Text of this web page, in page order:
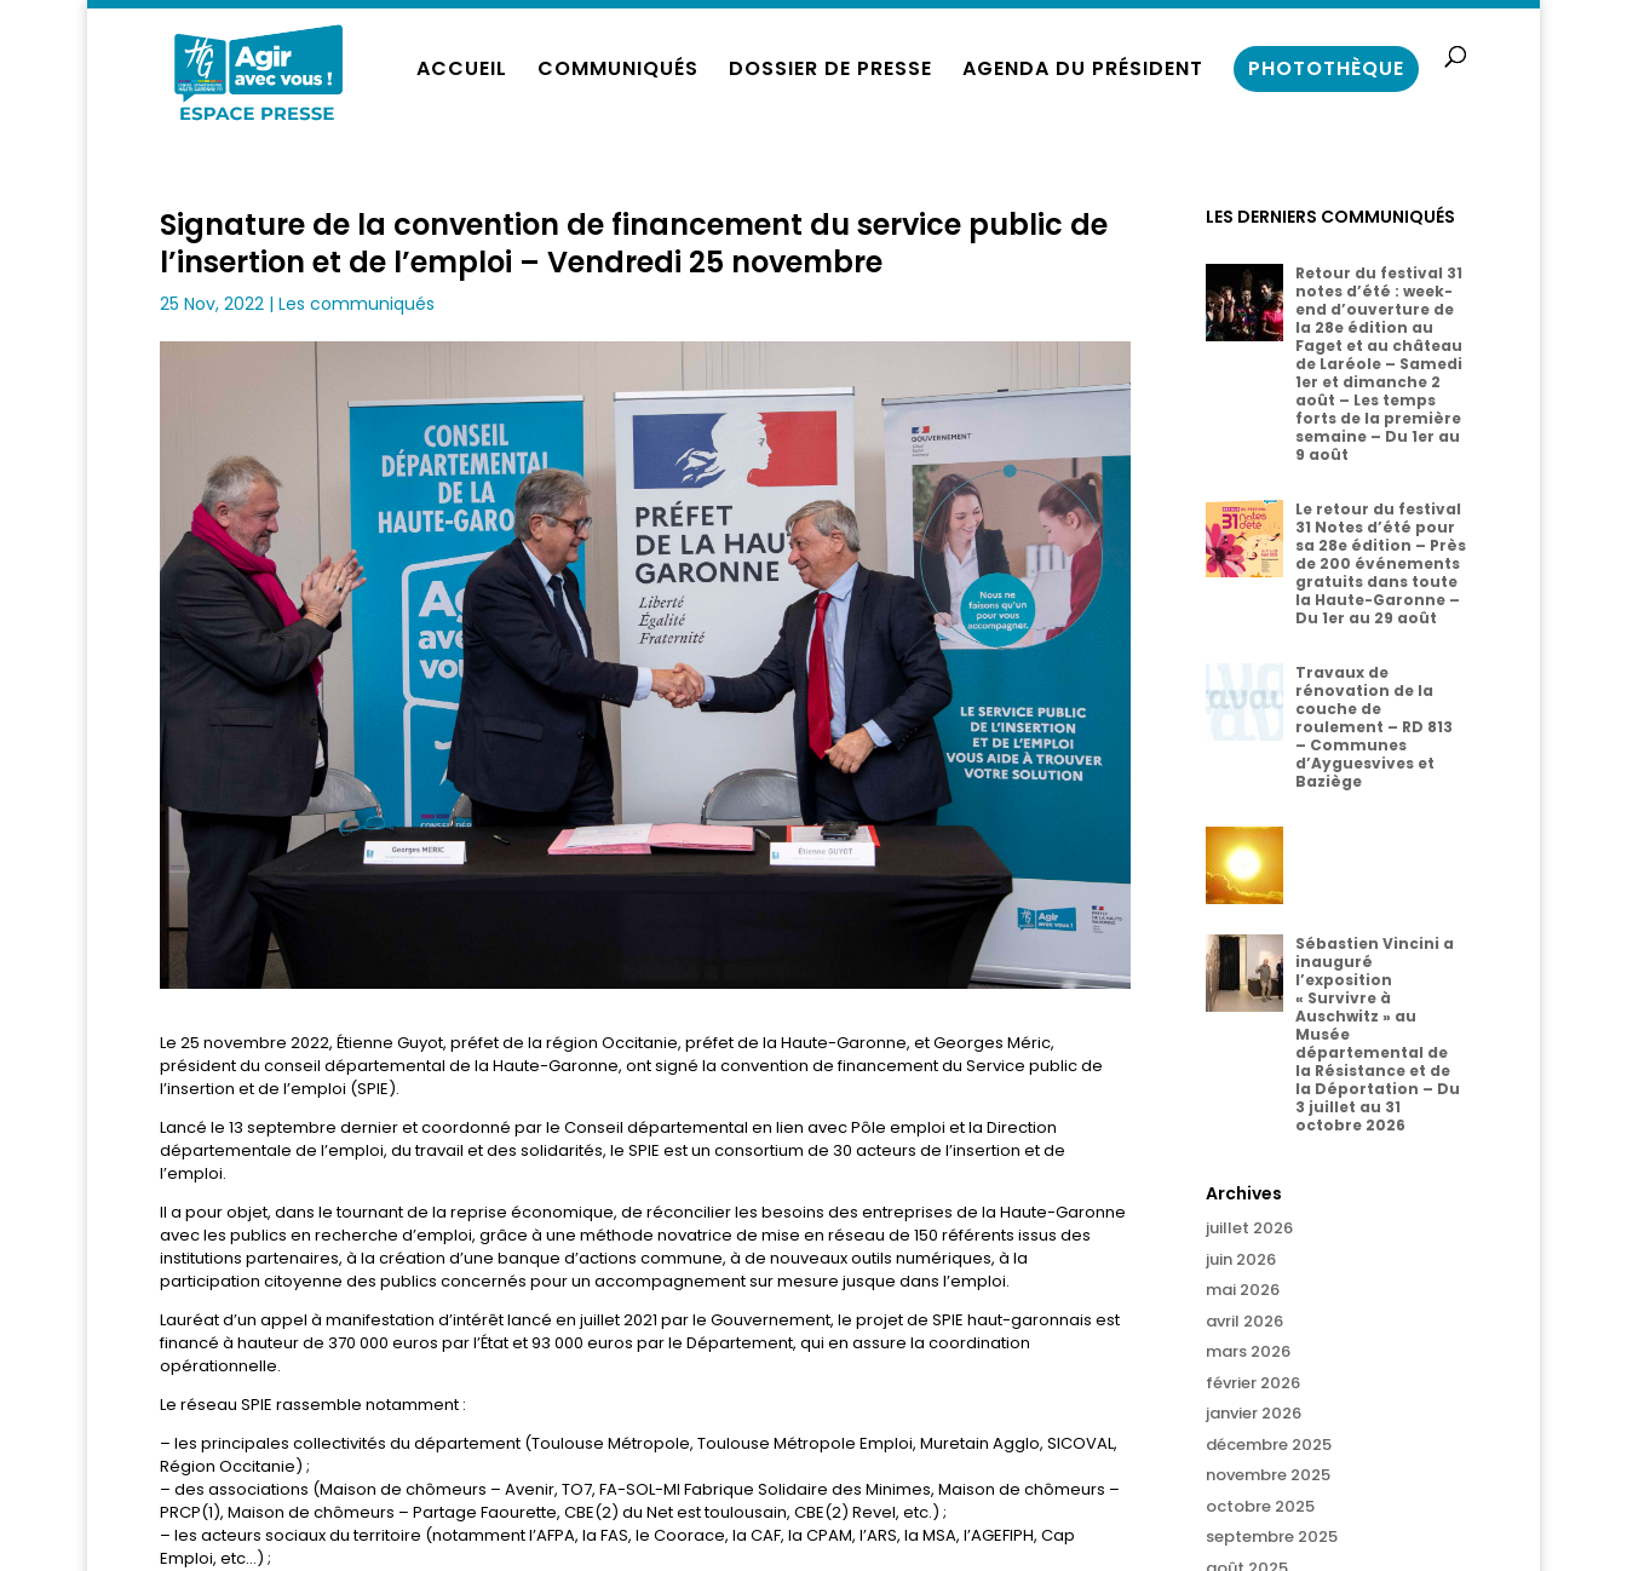
ACCUEIL COMMUNIQUÉS DOSSIER DE PRESSE AGENDA DU PRÉSIDENT PHOTOTHÈQUE
Signature de la convention de financement du service public de
l’insertion et de l’emploi – Vendredi 25 novembre
25 Nov, 2022 | Les communiqués
Le 25 novembre 2022, Étienne Guyot, préfet de la région Occitanie, préfet de la Haute-Garonne, et Georges Méric,
président du conseil départemental de la Haute-Garonne, ont signé la convention de financement du Service public de
l’insertion et de l’emploi (SPIE).
Lancé le 13 septembre dernier et coordonné par le Conseil départemental en lien avec Pôle emploi et la Direction
départementale de l’emploi, du travail et des solidarités, le SPIE est un consortium de 30 acteurs de l’insertion et de
l’emploi.
Il a pour objet, dans le tournant de la reprise économique, de réconcilier les besoins des entreprises de la Haute-Garonne
avec les publics en recherche d’emploi, grâce à une méthode novatrice de mise en réseau de 150 référents issus des
institutions partenaires, à la création d’une banque d’actions commune, à de nouveaux outils numériques, à la
participation citoyenne des publics concernés pour un accompagnement sur mesure jusque dans l’emploi.
Lauréat d’un appel à manifestation d’intérêt lancé en juillet 2021 par le Gouvernement, le projet de SPIE haut-garonnais est
financé à hauteur de 370 000 euros par l’État et 93 000 euros par le Département, qui en assure la coordination
opérationnelle.
Le réseau SPIE rassemble notamment :
– les principales collectivités du département (Toulouse Métropole, Toulouse Métropole Emploi, Muretain Agglo, SICOVAL,
Région Occitanie) ;
– des associations (Maison de chômeurs – Avenir, TO7, FA-SOL-MI Fabrique Solidaire des Minimes, Maison de chômeurs –
PRCP(1), Maison de chômeurs – Partage Faourette, CBE(2) du Net est toulousain, CBE(2) Revel, etc.) ;
– les acteurs sociaux du territoire (notamment l’AFPA, la FAS, le Coorace, la CAF, la CPAM, l’ARS, la MSA, l’AGEFIPH, Cap
Emploi, etc…) ;
LES DERNIERS COMMUNIQUÉS
Retour du festival 31
notes d’été : week-
end d’ouverture de
la 28e édition au
Faget et au château
de Laréole – Samedi
1er et dimanche 2
août – Les temps
forts de la première
semaine – Du 1er au
9 août
Le retour du festival
31 Notes d’été pour
sa 28e édition – Près
de 200 événements
gratuits dans toute
la Haute-Garonne –
Du 1er au 29 août
Travaux de
rénovation de la
couche de
roulement – RD 813
– Communes
d’Ayguesvives et
Baziège
Sébastien Vincini a
inauguré
l’exposition
« Survivre à
Auschwitz » au
Musée
départemental de
la Résistance et de
la Déportation – Du
3 juillet au 31
octobre 2026
Archives
juillet 2026
juin 2026
mai 2026
avril 2026
mars 2026
février 2026
janvier 2026
décembre 2025
novembre 2025
octobre 2025
septembre 2025